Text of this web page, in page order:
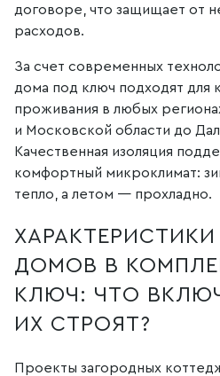
договоре, что защищает от
расходов.
За счет современных
дома под ключ подходят для
проживания в любых
и Московской области до
Качественная изоляция
комфортный микроклимат:
тепло, а летом — прохладно.
ДОМОВ В
КЛЮЧ: ЧТО
ИХ СТРОЯТ?
Проекты загородных